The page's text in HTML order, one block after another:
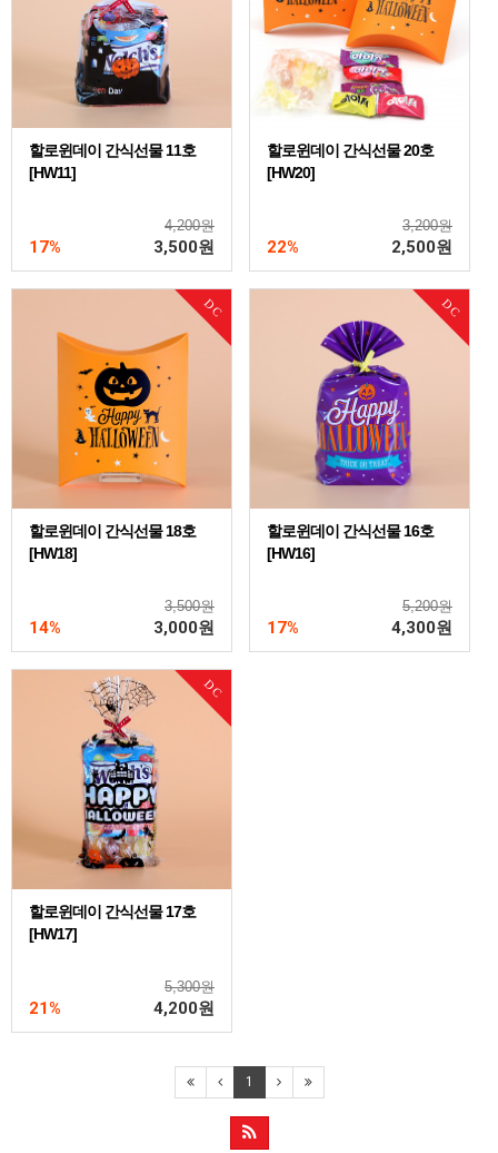
할로윈데이 간식선물 11호
[HW11]
4,200원
17% 3,500원
할로윈데이 간식선물 20호
[HW20]
3,200원
22% 2,500원
DC
할로윈데이 간식선물 18호
[HW18]
3,500원
14% 3,000원
DC
할로윈데이 간식선물 16호
[HW16]
5,200원
17% 4,300원
DC
할로윈데이 간식선물 17호
[HW17]
5,300원
21% 4,200원
1